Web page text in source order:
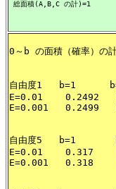
総面積(A,B,C の計)=1
0～b の面積（確率）
自由度1   b=1
E=0.01    0.2492
E=0.001   0.2499
自由度5   b=1
E=0.01    0.317
E=0.001   0.318